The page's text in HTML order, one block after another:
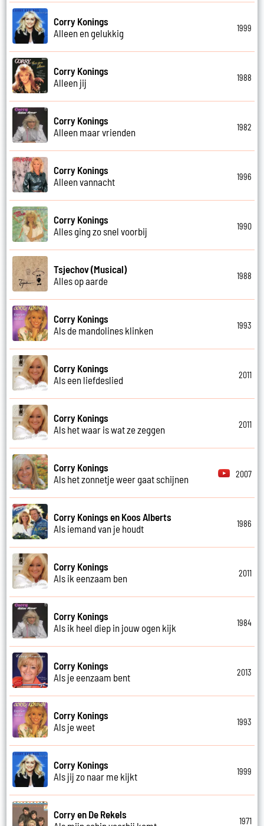
Corry Konings
Alleen en gelukkig
1999
Corry Konings
Alleen jij
1988
Corry Konings
Alleen maar vrienden
1982
Corry Konings
Alleen vannacht
1996
Corry Konings
Alles ging zo snel voorbij
1990
Tsjechov (Musical)
Alles op aarde
1988
Corry Konings
Als de mandolines klinken
1993
Corry Konings
Als een liefdeslied
2011
Corry Konings
Als het waar is wat ze zeggen
2011
Corry Konings
Als het zonnetje weer gaat schijnen
2007
Corry Konings en Koos Alberts
Als iemand van je houdt
1986
Corry Konings
Als ik eenzaam ben
2011
Corry Konings
Als ik heel diep in jouw ogen kijk
1984
Corry Konings
Als je eenzaam bent
2013
Corry Konings
Als je weet
1993
Corry Konings
Als jij zo naar me kijkt
1999
Corry en De Rekels
1971